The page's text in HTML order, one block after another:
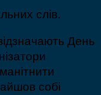
слів.
День
собі